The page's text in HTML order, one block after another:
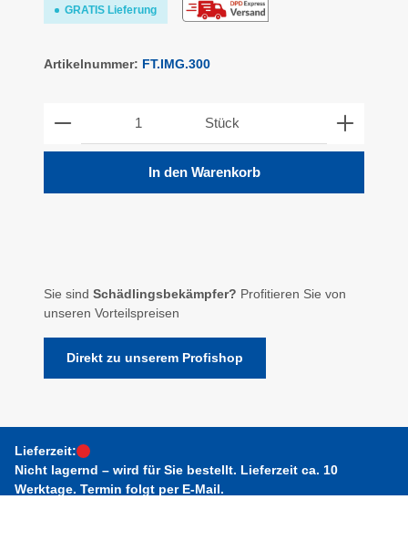
GRATIS Lieferung
Artikelnummer: FT.IMG.300
Produkt Anzahl: Gib den gewünschten Wert ein
Stück
In den Warenkorb
Sie sind Schädlingsbekämpfer? Profitieren Sie von
unseren Vorteilspreisen
Direkt zu unserem Profishop
Lieferzeit:
Nicht lagernd – wird für Sie bestellt. Lieferzeit ca. 10
Werktage. Termin folgt per E-Mail.